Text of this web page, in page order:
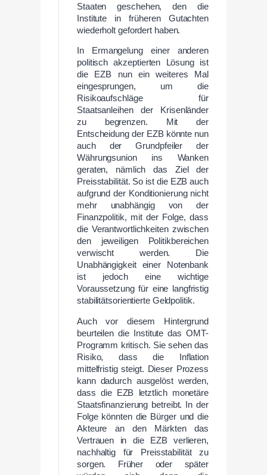
Staaten geschehen, den die
Institute in früheren Gutachten
wiederholt gefordert haben.
In Ermangelung einer anderen
politisch akzeptierten Lösung ist
die EZB nun ein weiteres Mal
eingesprungen, um die
Risikoaufschläge für
Staatsanleihen der Krisenländer
zu begrenzen. Mit der
Entscheidung der EZB könnte nun
auch der Grundpfeiler der
Währungsunion ins Wanken
geraten, nämlich das Ziel der
Preisstabilität. So ist die EZB auch
aufgrund der Konditionierung nicht
mehr unabhängig von der
Finanzpolitik, mit der Folge, dass
die Verantwortlichkeiten zwischen
den jeweiligen Politikbereichen
verwischt werden. Die
Unabhängigkeit einer Notenbank
ist jedoch eine wichtige
Voraussetzung für eine langfristig
stabilitätsorientierte Geldpolitik.
Auch vor diesem Hintergrund
beurteilen die Institute das OMT-
Programm kritisch. Sie sehen das
Risiko, dass die Inflation
mittelfristig steigt. Dieser Prozess
kann dadurch ausgelöst werden,
dass die EZB letztlich monetäre
Staatsfinanzierung betreibt. In der
Folge könnten die Bürger und die
Akteure an den Märkten das
Vertrauen in die EZB verlieren,
nachhaltig für Preisstabilität zu
sorgen. Früher oder später